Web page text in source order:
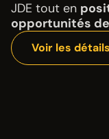
JDE tout en
opportunités
Voir les